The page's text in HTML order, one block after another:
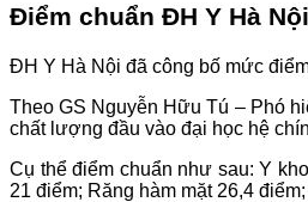
Điểm chuẩn ĐH Y Hà
ĐH Y Hà Nội đã công bố mức
Theo GS Nguyễn Hữu Tú – Phó
chất lượng đầu vào đại học hệ
Cụ thể điểm chuẩn như sau: Y
21 điểm; Răng hàm mặt 26,4